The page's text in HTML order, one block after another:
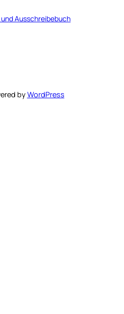
Ausschreibebuch
byWordPress